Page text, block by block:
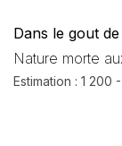
Dans le gout
Nature morte
Estimation : 1 200